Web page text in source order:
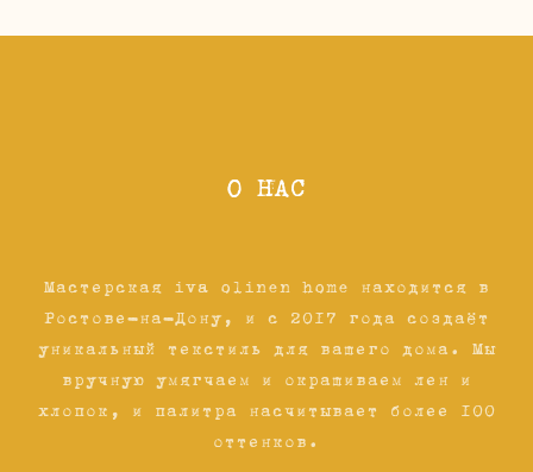
О НАС
Мастерская iva olinen home находится в
Ростове-на-Дону, и с 2017 года создаёт
уникальный текстиль для вашего дома. Мы
вручную умягчаем и окрашиваем лен и
хлопок, и палитра насчитывает более 100
оттенков.